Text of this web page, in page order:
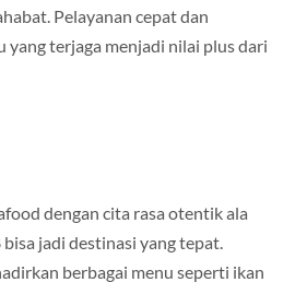
Pelayanan cepat dan
yang terjaga menjadi nilai plus dari
dengan cita rasa otentik ala
jadi destinasi yang tepat.
berbagai menu seperti ikan